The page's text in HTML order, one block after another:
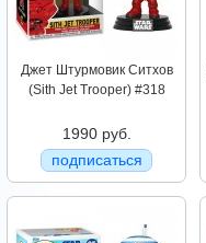
Джет Штурмовик Ситхов
(Sith Jet Trooper) #318
1990 руб.
подписаться